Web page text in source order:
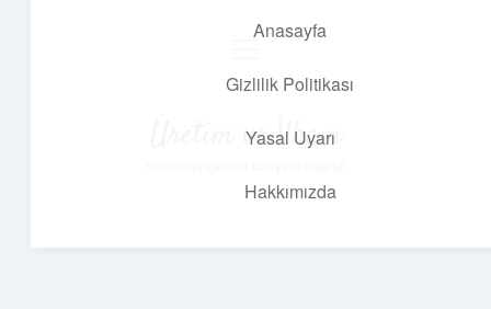
Anasayfa
Gizlilik Politikası
Yasal Uyarı
Hakkımızda
Üretim ve İlham